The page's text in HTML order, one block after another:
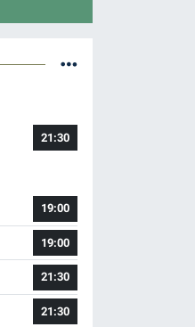
21:30
19:00
19:00
21:30
21:30